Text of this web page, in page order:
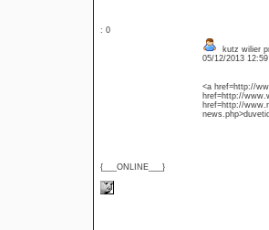
: 0
{___ONLINE___}
kutz wilier
05/12/2013
<a href=http://
href=http://
href=http://